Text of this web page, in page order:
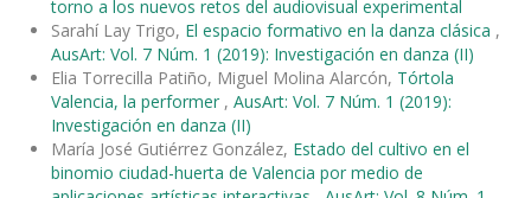
torno a los nuevos retos del audiovisual experimental
Sarahí Lay Trigo, El espacio formativo en la danza clásica ,
AusArt: Vol. 7 Núm. 1 (2019): Investigación en danza (II)
Elia Torrecilla Patiño, Miguel Molina Alarcón, Tórtola
Valencia, la performer , AusArt: Vol. 7 Núm. 1 (2019):
Investigación en danza (II)
María José Gutiérrez González, Estado del cultivo en el
binomio ciudad-huerta de Valencia por medio de